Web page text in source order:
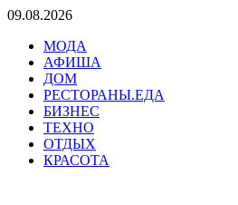
Перейти
содержимому
09.08.2026
МОДА
АФИША
ДОМ
РЕСТОРАНЫ.ЕДА
БИЗНЕС
ТЕХНО
ОТДЫХ
КРАСОТА